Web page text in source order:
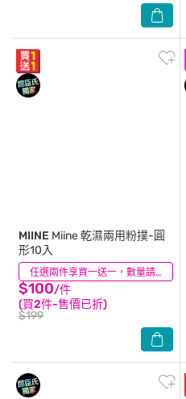
任選兩件享買一送一，數量請選2件
MIINE Miine 乾濕兩用粉撲-圓
形10入
$100/件
(買2件-售價已折)
$199
(9)